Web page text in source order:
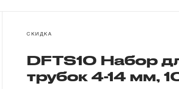
СКИДКА
DFTS10 Набор
трубок 4-14 мм,